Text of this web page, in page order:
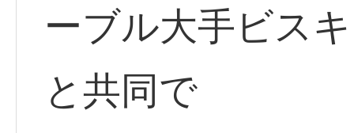
ーブル大手ビス
と共同で